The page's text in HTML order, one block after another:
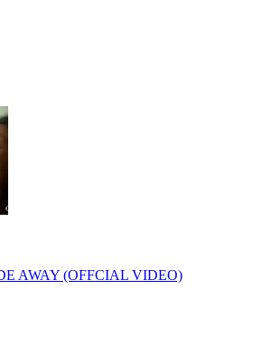
AWAY (OFFCIAL VIDEO)